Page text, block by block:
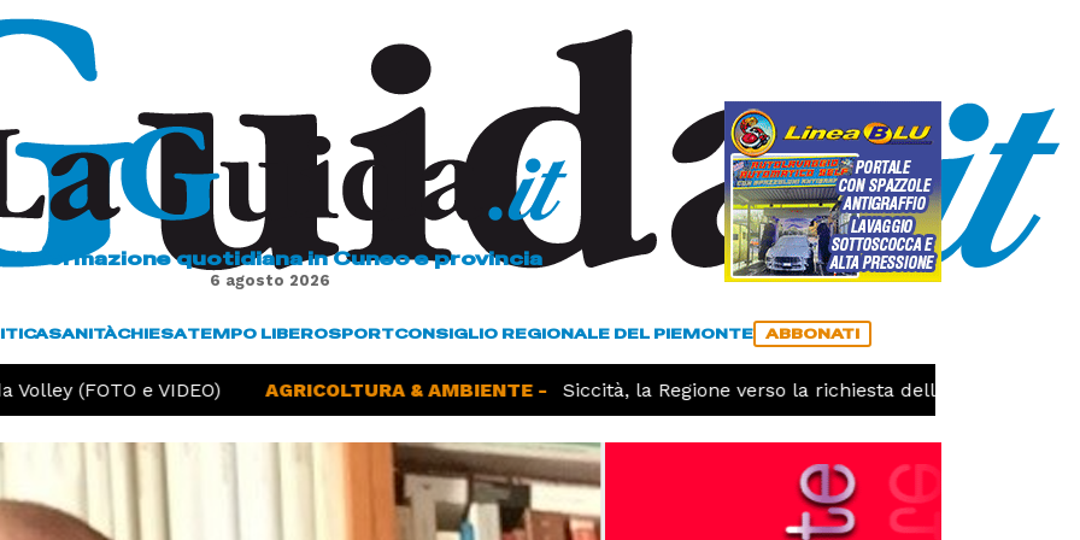
L'informazione quotidiana in Cuneo e provincia
6 agosto 2026
SANITÀCHIESATEMPO LIBEROSPORTCONSIGLIO REGIONALE DEL PIEMONTE ABBONATI
(FOTO e VIDEO) AGRICOLTURA & AMBIENTE - Siccità, la Regione verso la richiesta dello stato di